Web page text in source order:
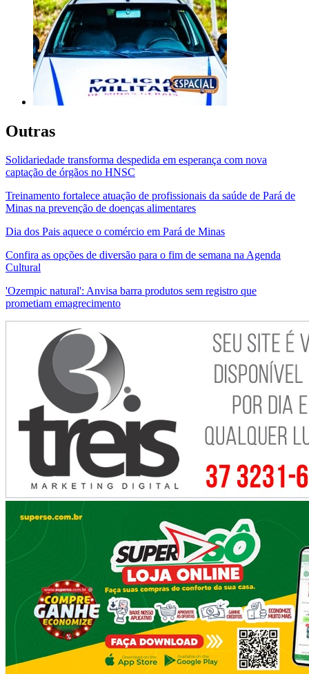
Outras
Solidariedade transforma despedida em esperança com nova
captação de órgãos no HNSC
Treinamento fortalece atuação de profissionais da saúde de Pará de
Minas na prevenção de doenças alimentares
Dia dos Pais aquece o comércio em Pará de Minas
Confira as opções de diversão para o fim de semana na Agenda
Cultural
'Ozempic natural': Anvisa barra produtos sem registro que
prometiam emagrecimento